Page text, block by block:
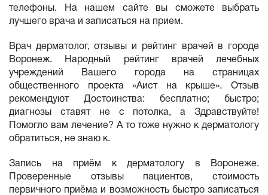
телефоны. На нашем сайте вы сможете выбрать
лучшего врача и записаться на прием.
Врач дерматолог, отзывы и рейтинг врачей в городе
Воронеж. Народный рейтинг врачей лечебных
учреждений Вашего города на страницах
общественного проекта «Аист на крыше». Отзыв
рекомендуют Достоинства: бесплатно; быстро;
диагнозы ставят не с потолка, а Здравствуйте!
Помогло вам лечение? А то тоже нужно к дерматологу
обратиться, не знаю к.
Запись на приём к дерматологу в Воронеже.
Проверенные отзывы пациентов, стоимость
первичного приёма и возможность быстро записаться